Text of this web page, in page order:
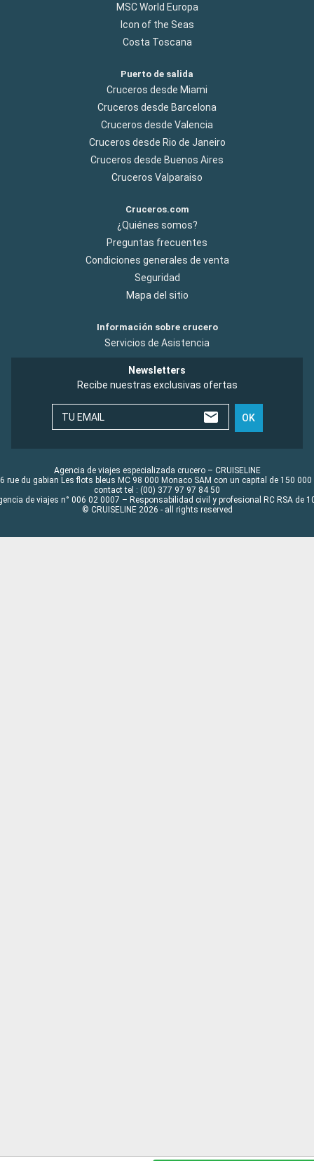
MSC World Europa
Icon of the Seas
Costa Toscana
Puerto de salida
Cruceros desde Miami
Cruceros desde Barcelona
Cruceros desde Valencia
Cruceros desde Rio de Janeiro
Cruceros desde Buenos Aires
Cruceros Valparaiso
Cruceros.com
¿Quiénes somos?
Preguntas frecuentes
Condiciones generales de venta
Seguridad
Mapa del sitio
Información sobre crucero
Servicios de Asistencia
Newsletters
Recibe nuestras exclusivas ofertas
TU EMAIL OK
Agencia de viajes especializada crucero – CRUISELINE
rue du gabian Les flots bleus MC 98 000 Monaco SAM con un capital de 150 000
contact tel : (00) 377 97 97 84 50
de viajes n° 006 02 0007 – Responsabilidad civil y profesional RC RSA de
© CRUISELINE 2026 - all rights reserved